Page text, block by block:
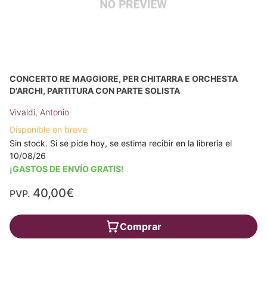
CONCERTO RE MAGGIORE, PER CHITARRA E ORCHESTA
D'ARCHI, PARTITURA CON PARTE SOLISTA
Vivaldi, Antonio
Disponible en breve
Sin stock. Si se pide hoy, se estima recibir en la librería el
10/08/26
¡GASTOS DE ENVÍO GRATIS!
PVP. 40,00€
Comprar